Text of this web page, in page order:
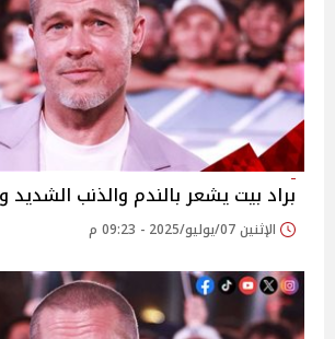
براد بيت يشعر بالندم والذنب
الإثنين 07/يوليو/2025 - 09:23 م